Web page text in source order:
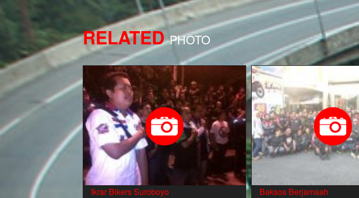
RELATED PHOTO
Ikrar Bikers Suroboyo Baksos Berjamaah